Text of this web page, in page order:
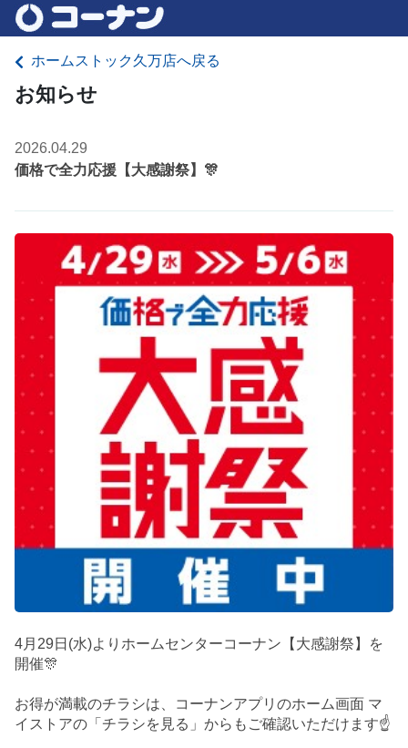
ホームストック久万店へ戻る
お知らせ
2026.04.29
価格で全力応援【大感謝祭】🎊
4月29日(水)よりホームセンターコーナン【大感謝祭】を
開催🎊
お得が満載のチラシは、コーナンアプリのホーム画面 マ
イストアの「チラシを見る」からもご確認いただけます☝️